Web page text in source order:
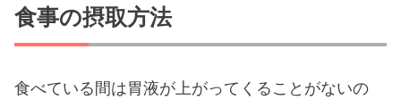
食事の摂取方法
食べている間は胃液が上がってくることがないの